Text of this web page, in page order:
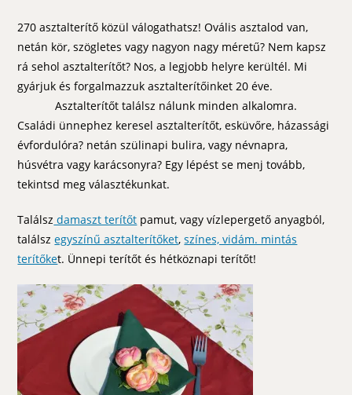
270 asztalterítő közül válogathatsz! Ovális asztalod van,
netán kör, szögletes vagy nagyon nagy méretű? Nem kapsz
rá sehol asztalterítőt? Nos, a legjobb helyre kerültél. Mi
gyárjuk és forgalmazzuk asztalterítőinket 20 éve.
Asztalterítőt találsz nálunk minden alkalomra.
Családi ünnephez keresel asztalterítőt, esküvőre, házassági
évfordulóra? netán szülinapi bulira, vagy névnapra,
húsvétra vagy karácsonyra? Egy lépést se menj tovább,
tekintsd meg választékunkat.
Találsz damaszt terítőt pamut, vagy vízlepergető anyagból,
találszegyszínű asztalterítőket,színes, vidám. mintás
terítőket. Ünnepi terítőt és hétköznapi terítőt!